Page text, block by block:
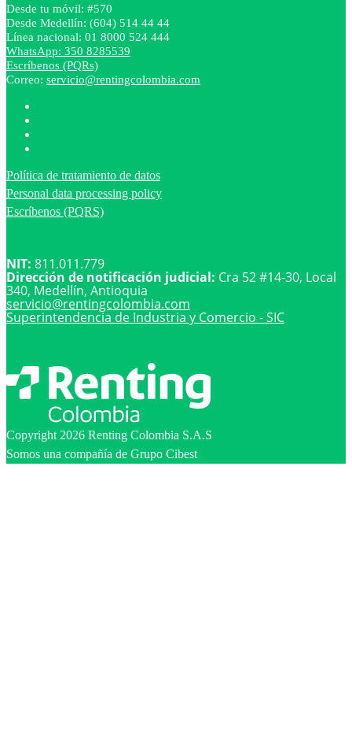
Desde tu móvil: #570
Desde Medellín: (604) 514 44 44
Línea nacional: 01 8000 524 444
WhatsApp: 350 8285539
Escríbenos (PQRs)
Correo: servicio@rentingcolombia.com
Política de tratamiento de datos
Personal data processing policy
Escríbenos (PQRS)
NIT: 811.011.779
Dirección de notificación judicial: Cra 52 #14-30, Local
340, Medellín, Antioquia
servicio@rentingcolombia.com
Superintendencia de Industria y Comercio - SIC
Copyright 2026 Renting Colombia S.A.S
Somos una compañía de Grupo Cibest